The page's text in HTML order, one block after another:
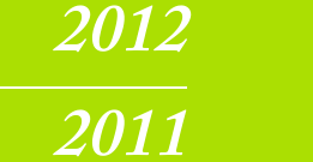
2012